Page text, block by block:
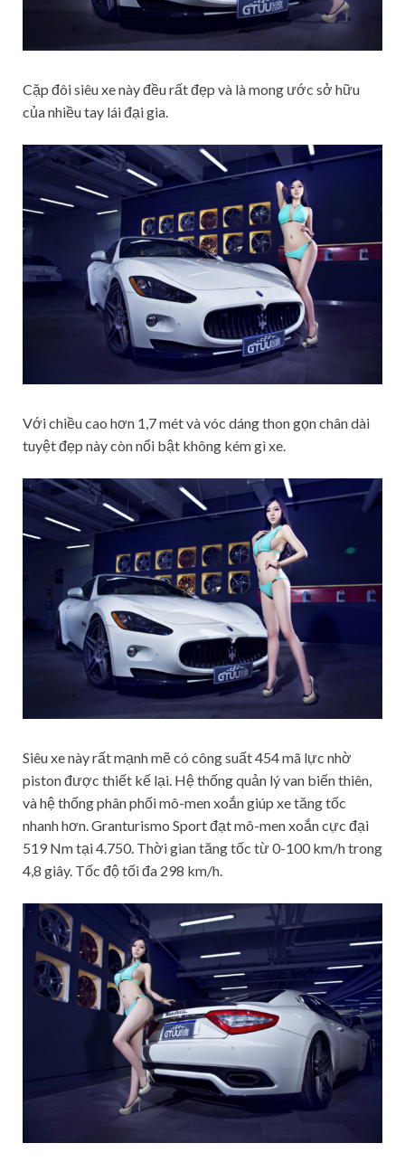
Cặp đôi siêu xe này đều rất đẹp và là mong ước sở hữu
của nhiều tay lái đại gia.
Với chiều cao hơn 1,7 mét và vóc dáng thon gọn chân dài
tuyệt đẹp này còn nổi bật không kém gì xe.
Siêu xe này rất mạnh mẽ có công suất 454 mã lực nhờ
piston được thiết kế lại. Hệ thống quản lý van biến thiên,
và hệ thống phân phối mô-men xoắn giúp xe tăng tốc
nhanh hơn. Granturismo Sport đạt mô-men xoắn cực đại
519 Nm tại 4.750. Thời gian tăng tốc từ 0-100 km/h trong
4,8 giây. Tốc độ tối đa 298 km/h.